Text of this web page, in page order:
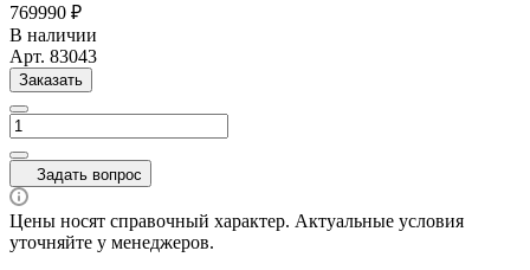
769990 ₽
В наличии
Арт. 83043
Заказать
Задать вопрос
Цены носят справочный характер. Актуальные условия
уточняйте у менеджеров.